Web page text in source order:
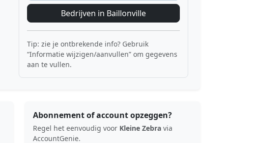
Bedrijven in Baillonville
Tip: zie je ontbrekende info? Gebruik
“Informatie wijzigen/aanvullen” om gegevens
aan te vullen.
Abonnement of account opzeggen?
Regel het eenvoudig voor Kleine Zebra via
AccountGenie.